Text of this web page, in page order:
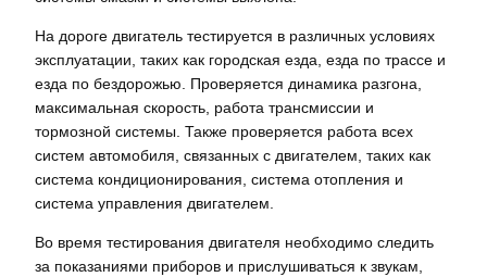
На дороге двигатель тестируется в различных условиях
эксплуатации, таких как городская езда, езда по трассе и
езда по бездорожью. Проверяется динамика разгона,
максимальная скорость, работа трансмиссии и
тормозной системы. Также проверяется работа всех
систем автомобиля, связанных с двигателем, таких как
система кондиционирования, система отопления и
система управления двигателем.
Во время тестирования двигателя необходимо следить
за показаниями приборов и прислушиваться к звукам,